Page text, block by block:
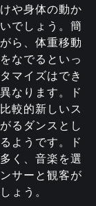
や身体の動か
でしょう。簡
ら、体重移動
なでるといっ
マイズはでき
なります。ド
較的新しいス
るダンスとし
ようです。ド
く、音楽を選
サーと観客が
ょう。